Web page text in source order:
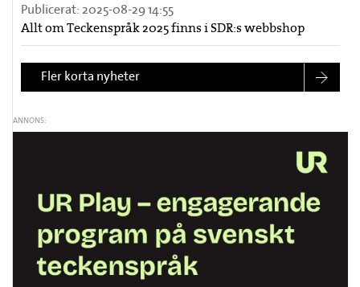
Publicerat: 2025-08-29 14:55
Allt om Teckenspråk 2025 finns i SDR:s webbshop
Fler korta nyheter
ANNONS: